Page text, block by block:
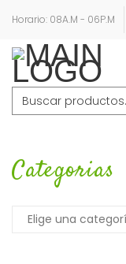
Horario: 08A.M - 06P.M
Buscar
por:
Categorias